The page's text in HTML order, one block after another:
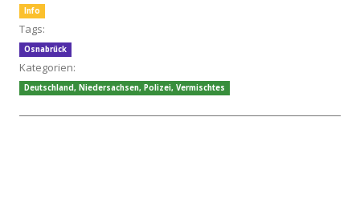
Info
Tags:
Osnabrück
Kategorien:
Deutschland, Niedersachsen, Polizei, Vermischtes